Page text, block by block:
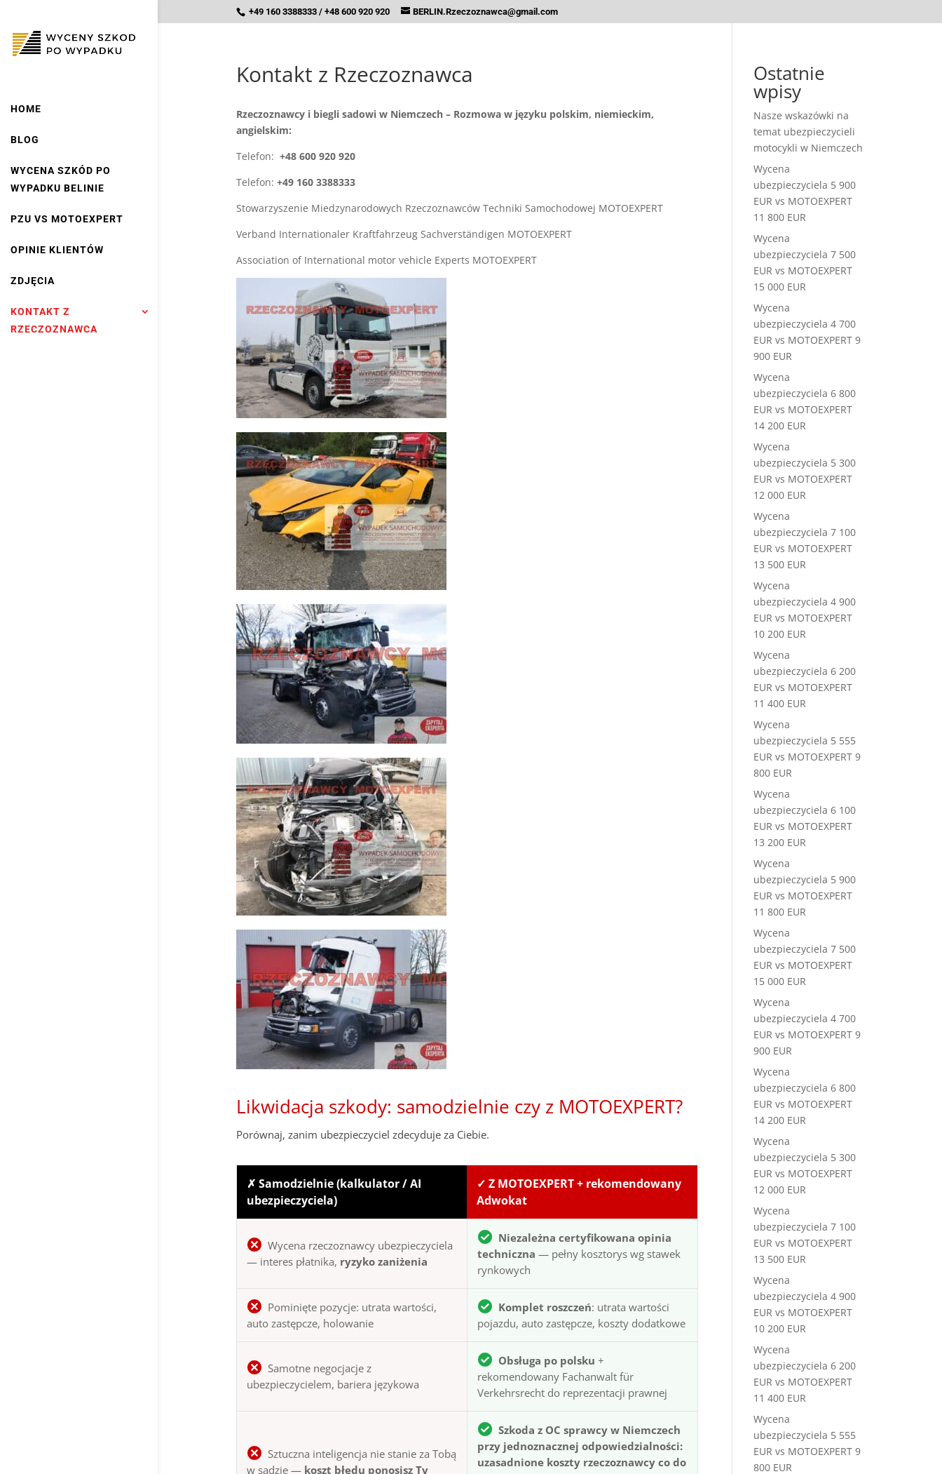
+49 160 3388333 / +48 600 920 920 BERLIN.Rzeczoznawca@gmail.com
HOME
BLOG
WYCENA SZKÓD PO
WYPADKU BELINIE
PZU VS MOTOEXPERT
OPINIE KLIENTÓW
ZDJĘCIA
KONTAKT Z
RZECZOZNAWCA
Kontakt z Rzeczoznawca
Rzeczoznawcy i biegli sadowi w Niemczech – Rozmowa w języku polskim, niemieckim,
angielskim:
Telefon: +48 600 920 920
Telefon: +49 160 3388333
Stowarzyszenie Miedzynarodowych Rzeczoznawców Techniki Samochodowej MOTOEXPERT
Verband Internationaler Kraftfahrzeug Sachverständigen MOTOEXPERT
Association of International motor vehicle Experts MOTOEXPERT
Likwidacja szkody: samodzielnie czy z MOTOEXPERT?
Porównaj, zanim ubezpieczyciel zdecyduje za Ciebie.
✗ Samodzielnie (kalkulator / AI
ubezpieczyciela)
✓ Z MOTOEXPERT + rekomendowany
Adwokat
Wycena rzeczoznawcy ubezpieczyciela
— interes płatnika, ryzyko zaniżenia
Niezależna certyfikowana opinia
techniczna — pełny kosztorys wg stawek
rynkowych
Pominięte pozycje: utrata wartości,
auto zastępcze, holowanie
Komplet roszczeń: utrata wartości
pojazdu, auto zastępcze, koszty dodatkowe
Samotne negocjacje z
ubezpieczycielem, bariera językowa
Obsługa po polsku +
rekomendowany Fachanwalt für
Verkehrsrecht do reprezentacji prawnej
Sztuczna inteligencja nie stanie za Tobą
w sądzie — koszt błędu ponosisz Ty
Szkoda z OC sprawcy w Niemczech
przy jednoznacznej odpowiedzialności:
uzasadnione koszty rzeczoznawcy co do
Ostatnie
wpisy
Nasze wskazówki na
temat ubezpieczycieli
motocykli w Niemczech
Wycena
ubezpieczyciela 5 900
EUR vs MOTOEXPERT
11 800 EUR
Wycena
ubezpieczyciela 7 500
EUR vs MOTOEXPERT
15 000 EUR
Wycena
ubezpieczyciela 4 700
EUR vs MOTOEXPERT 9
900 EUR
Wycena
ubezpieczyciela 6 800
EUR vs MOTOEXPERT
14 200 EUR
Wycena
ubezpieczyciela 5 300
EUR vs MOTOEXPERT
12 000 EUR
Wycena
ubezpieczyciela 7 100
EUR vs MOTOEXPERT
13 500 EUR
Wycena
ubezpieczyciela 4 900
EUR vs MOTOEXPERT
10 200 EUR
Wycena
ubezpieczyciela 6 200
EUR vs MOTOEXPERT
11 400 EUR
Wycena
ubezpieczyciela 5 555
EUR vs MOTOEXPERT 9
800 EUR
Wycena
ubezpieczyciela 6 100
EUR vs MOTOEXPERT
13 200 EUR
Wycena
ubezpieczyciela 5 900
EUR vs MOTOEXPERT
11 800 EUR
Wycena
ubezpieczyciela 7 500
EUR vs MOTOEXPERT
15 000 EUR
Wycena
ubezpieczyciela 4 700
EUR vs MOTOEXPERT 9
900 EUR
Wycena
ubezpieczyciela 6 800
EUR vs MOTOEXPERT
14 200 EUR
Wycena
ubezpieczyciela 5 300
EUR vs MOTOEXPERT
12 000 EUR
Wycena
ubezpieczyciela 7 100
EUR vs MOTOEXPERT
13 500 EUR
Wycena
ubezpieczyciela 4 900
EUR vs MOTOEXPERT
10 200 EUR
Wycena
ubezpieczyciela 6 200
EUR vs MOTOEXPERT
11 400 EUR
Wycena
ubezpieczyciela 5 555
EUR vs MOTOEXPERT 9
800 EUR